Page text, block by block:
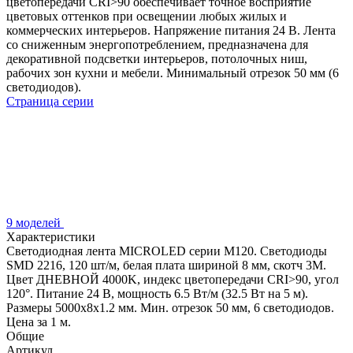
цветовых оттенков при освещении любых жилых и
коммерческих интерьеров. Напряжение питания 24 В. Лента
со сниженным энергопотреблением, предназначена для
декоративной подсветки интерьеров, потолочных ниш,
рабочих зон кухни и мебели. Минимальный отрезок 50 мм (6
светодиодов).
Страница серии
9 моделей
Характеристики
Светодиодная лента MICROLED серии M120. Светодиоды
SMD 2216, 120 шт/м, белая плата шириной 8 мм, скотч 3M.
Цвет ДНЕВНОЙ 4000K, индекс цветопередачи CRI>90, угол
120°. Питание 24 В, мощность 6.5 Вт/м (32.5 Вт на 5 м).
Размеры 5000x8x1.2 мм. Мин. отрезок 50 мм, 6 светодиодов.
Цена за 1 м.
Общие
Артикул